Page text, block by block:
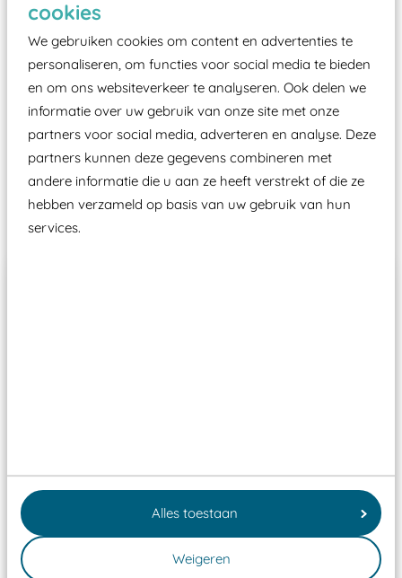
cookies
We gebruiken cookies om content en advertenties te
personaliseren, om functies voor social media te bieden
en om ons websiteverkeer te analyseren. Ook delen we
informatie over uw gebruik van onze site met onze
partners voor social media, adverteren en analyse. Deze
partners kunnen deze gegevens combineren met
andere informatie die u aan ze heeft verstrekt of die ze
hebben verzameld op basis van uw gebruik van hun
services.
Alles toestaan
Weigeren
moet zijn van een typekeuring, -plaatje en
certificering, uitgegeven door een Nederlands
aangewezen keuringsinstantie?
Wij ook speeltoestellen kunnen laten keuren zodat
ze toch binnen het Warenwetbesluit Attractie- en
Speeltoestellen vallen?
Past er goed bij